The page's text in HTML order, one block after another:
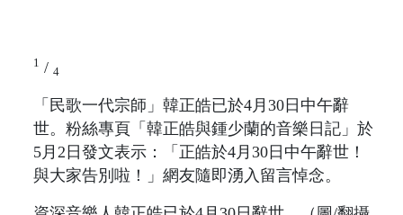
1 / 4
「民歌一代宗師」韓正皓已於4月30日中午辭
世。粉絲專頁「韓正皓與鍾少蘭的音樂日記」於
5月2日發文表示：「正皓於4月30日中午辭世！
與大家告別啦！」網友隨即湧入留言悼念。